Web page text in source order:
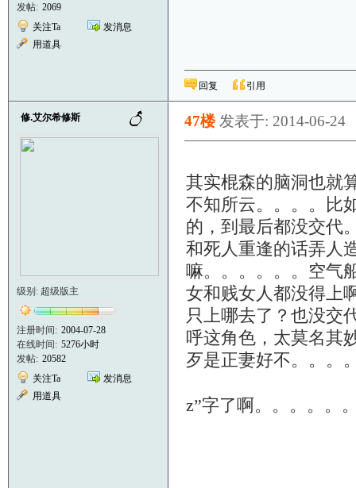
发帖: 2069
关注Ta
发消息
用道具
回复 引用
修.艾尔希修斯
级别: 超级版主
注册时间: 2004-07-28
在线时间: 5276小时
发帖: 20582
关注Ta
发消息
用道具
47楼 发表于: 2014-06-24
其实棍森的脑洞也就
不知所云。。。。比
的，到最后都没交代
和死人重逢的话弄人
嘛。。。。。。空气
女和贱女人都没得上
只上哪去了？也没交
呼这角色，太莫名其
歹是正妻好不。。。
z”字了啊。。。。。